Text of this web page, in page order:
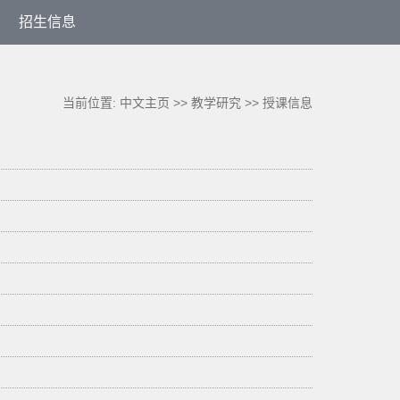
招生信息
当前位置: 中文主页 >>教学研究 >>授课信息